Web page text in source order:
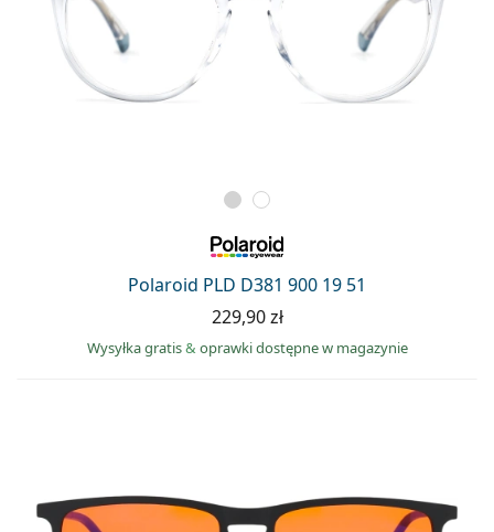
Polaroid PLD D381 900 19 51
229,90 zł
Wysyłka gratis& oprawki dostępne w magazynie